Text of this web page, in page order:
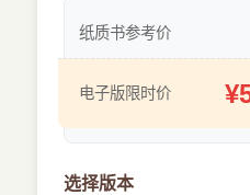
纸质书参考价
电子版限时价
选择版本